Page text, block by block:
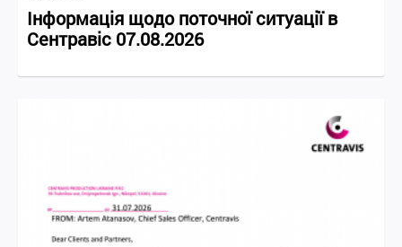
Інформація щодо поточної ситуації в
Сентравіс 07.08.2026